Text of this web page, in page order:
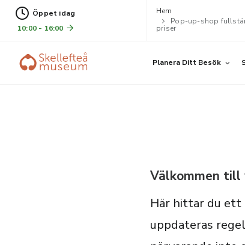
Öppet idag
10:00 - 16:00
Hem
Pop-up-shop
priser
Planera Ditt Besök
Välkommen till
Här hittar du ett
uppdateras